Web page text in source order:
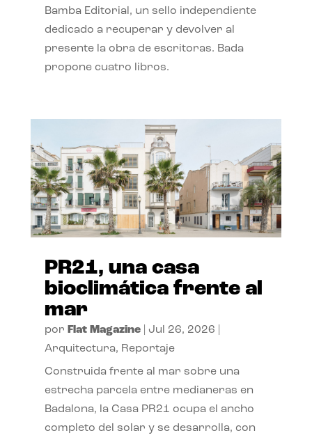
Bamba Editorial, un sello independiente
dedicado a recuperar y devolver al
presente la obra de escritoras. Bada
propone cuatro libros.
PR21, una casa
bioclimática frente al
mar
por Flat Magazine| Jul 26, 2026
Arquitectura, Reportaje
Construida frente al mar sobre una
estrecha parcela entre medianeras en
Badalona, la Casa PR21 ocupa el ancho
completo del solar y se desarrolla, con